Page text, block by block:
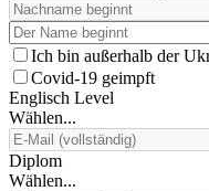
Ich bin außerhalb der
Covid-19 geimpft
Englisch Level
Wählen...
Diplom
Wählen...